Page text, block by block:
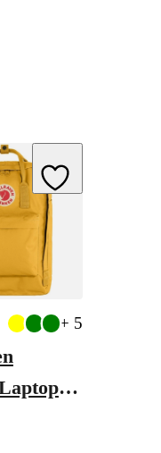
Add to Wishlist
+ 5